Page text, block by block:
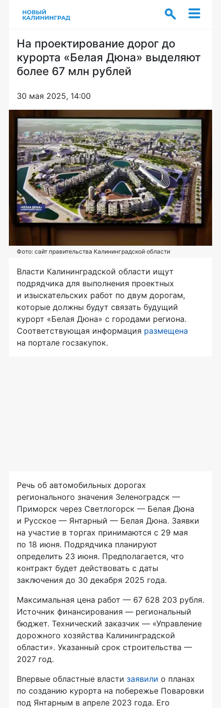
На проектирование дорог до
курорта «Белая Дюна» выделяют
более 67 млн рублей
30 мая 2025, 14:00
Фото: сайт правительства Калининградской области
Власти Калининградской области ищут
подрядчика для выполнения проектных
и изыскательских работ по двум дорогам,
которые должны будут связать будущий
курорт «Белая Дюна» с городами региона.
Соответствующая информация размещена
на портале госзакупок.
Речь об автомобильных дорогах
регионального значения Зеленоградск —
Приморск через Светлогорск — Белая Дюна
и Русское — Янтарный — Белая Дюна. Заявки
на участие в торгах принимаются с 29 мая
по 18 июня. Подрядчика планируют
определить 23 июня. Предполагается, что
контракт будет действовать с даты
заключения до 30 декабря 2025 года.
Максимальная цена работ — 67 628 203 рубля.
Источник финансирования — региональный
бюджет. Технический заказчик — «Управление
дорожного хозяйства Калининградской
области». Указанный срок строительства —
2027 год.
Впервые областные власти заявили о планах
по созданию курорта на побережье Поваровки
под Янтарным в апреле 2023 года. Его